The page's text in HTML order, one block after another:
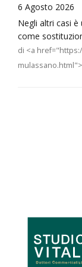
6 Agosto 2026
Negli altri casi
come
di <a